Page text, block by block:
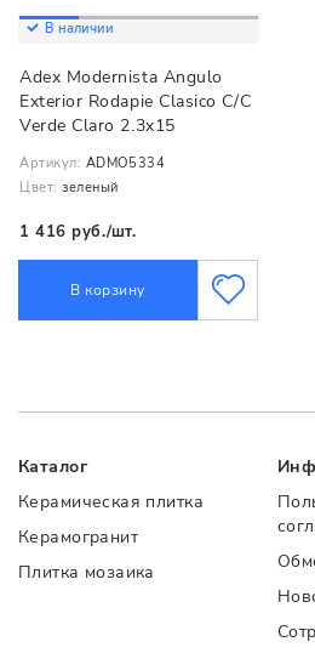
В наличии
Adex Modernista Angulo
Exterior Rodapie Clasico C/C
Verde Claro 2.3x15
Артикул: ADMO5334
Цвет: зеленый
1 416 руб./шт.
В корзину
Каталог
Керамическая плитка
Керамогранит
Плитка мозаика